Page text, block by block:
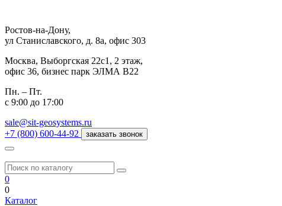
Ростов-на-Дону,
ул Станиславского, д. 8а, офис 303
Москва, Выборгская 22с1, 2 этаж,
офис 36, бизнес парк ЭЛМА В22
Пн. – Пт.
с 9:00 до 17:00
sale@sit-geosystems.ru
+7 (800) 600-44-92
заказать звонок
0
0
Каталог